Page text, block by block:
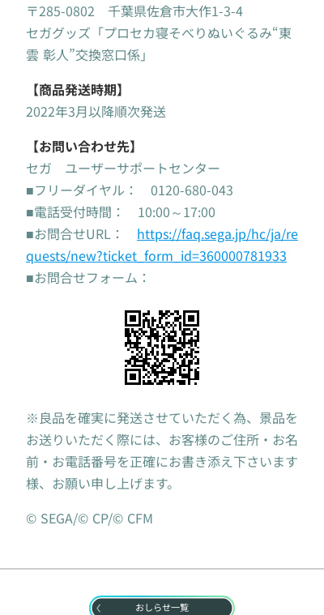
〒285-0802 千葉県佐倉市大作1-3-4
セガグッズ「プロセカ寝そべりぬいぐるみ“東
雲 彰人”交換窓口係」
【商品発送時期】
2022年3月以降順次発送
【お問い合わせ先】
セガ ユーザーサポートセンター
■フリーダイヤル： 0120-680-043
■電話受付時間： 10:00～17:00
■お問合せURL： https://faq.sega.jp/hc/ja/re
quests/new?ticket_form_id=360000781933
■お問合せフォーム：
※良品を確実に発送させていただく為、景品を
お送りいただく際には、お客様のご住所・お名
前・お電話番号を正確にお書き添え下さいます
様、お願い申し上げます。
© SEGA/© CP/© CFM
おしらせ一覧